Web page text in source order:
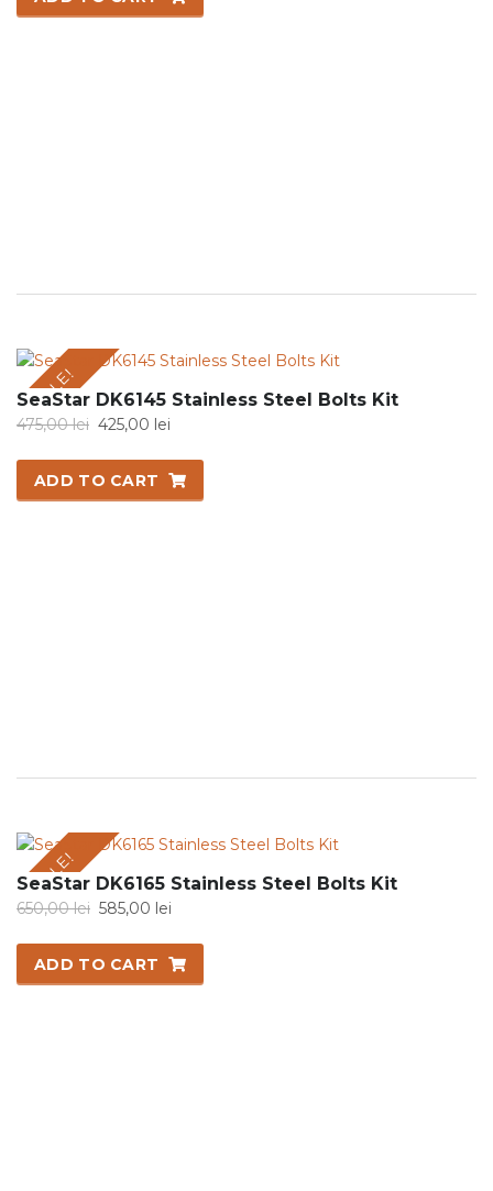
335,00 lei. 300,00 lei.
SALE!
SeaStar DK6145 Stainless Steel Bolts Kit
475,00lei Original
was:
475,00 lei.
425,00 lei
is:
425,00 lei.
ADD TO CART
SALE!
SeaStar DK6165 Stainless Steel Bolts Kit
650,00lei Original
was:
650,00 lei.
585,00 lei
is:
585,00 lei.
ADD TO CART